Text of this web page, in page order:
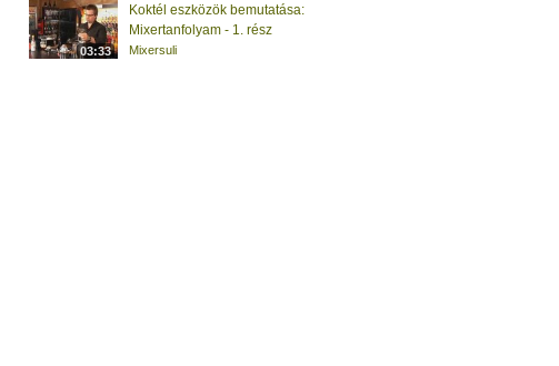
03:33
Koktél eszközök bemutatása:
Mixertanfolyam - 1. rész
Mixersuli